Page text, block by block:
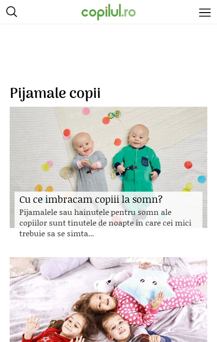
Pijamale copii
Cu ce imbracam copiii la somn?
Pijamalele sau hainutele pentru somn ale
copiilor sunt tinutele de noapte in care cei mici
trebuie sa se simta...